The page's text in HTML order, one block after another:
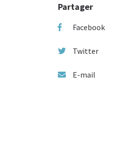
Partager
Facebook
Twitter
E-mail